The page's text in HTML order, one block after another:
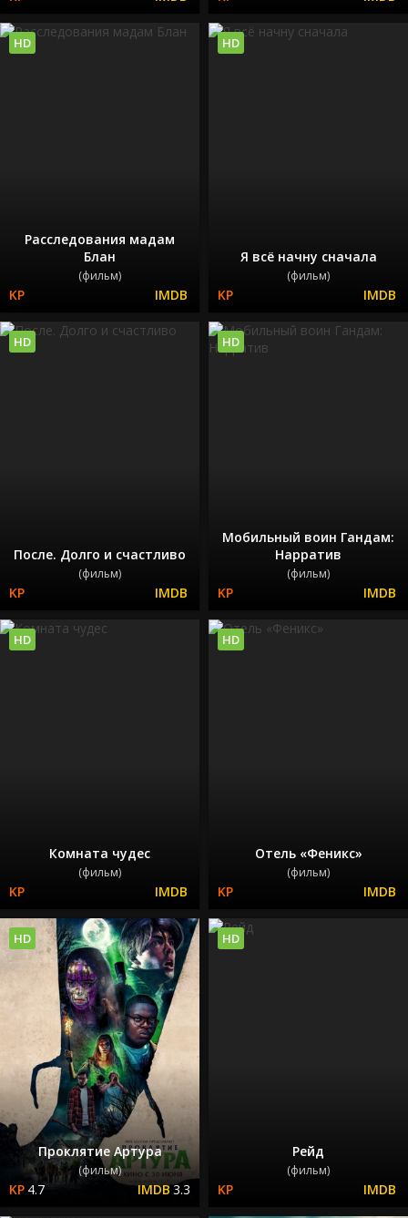
Расследования мадам
Блан
(фильм)
HD
Я всё начну сначала
(фильм)
HD
После. Долго и счастливо
(фильм)
HD
Мобильный воин Гандам:
Нарратив
(фильм)
HD
Комната чудес
(фильм)
HD
Отель «Феникс»
(фильм)
HD
Проклятие Артура
(фильм)
4.7 3.3
HD
Рейд
(фильм)
HD